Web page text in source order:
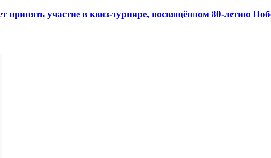
принять участие в квиз-турнире, посвящённом 80-летию